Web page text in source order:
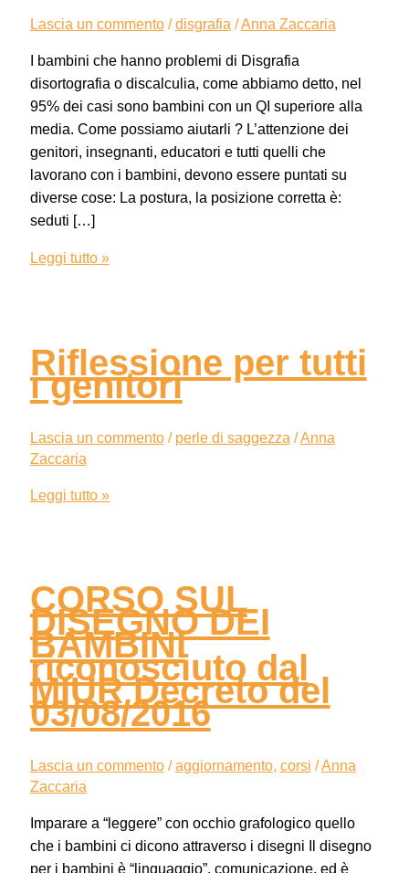
Lascia un commento /disgrafia /Anna Zaccaria
I bambini che hanno problemi di Disgrafia
disortografia o discalculia, come abbiamo detto, nel
95% dei casi sono bambini con un QI superiore alla
media. Come possiamo aiutarli ? L’attenzione dei
genitori, insegnanti, educatori e tutti quelli che
lavorano con i bambini, devono essere puntati su
diverse cose: La postura, la posizione corretta è:
seduti […]
Leggi tutto »
Riflessione per tutti
i genitori
Lascia un commento / perle di saggezza /Anna
Zaccaria
Leggi tutto »
CORSO SUL
DISEGNO DEI
BAMBINI
riconosciuto dal
MIUR Decreto del
03/08/2016
Lascia un commento /aggiornamento, corsi /Anna
Zaccaria
Imparare a “leggere” con occhio grafologico quello
che i bambini ci dicono attraverso i disegni Il disegno
per i bambini è “linguaggio”, comunicazione, ed è